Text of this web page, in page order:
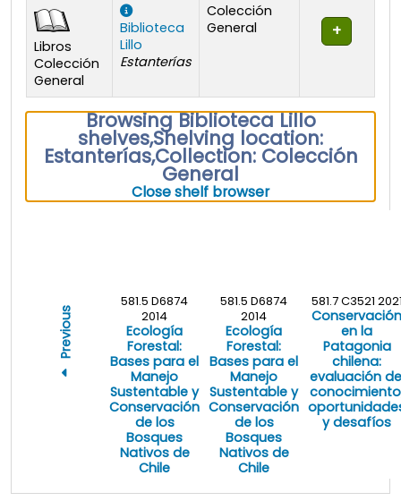
Libros
Colección
General
Biblioteca
Lillo
Estanterías
Colección
General
Browsing Biblioteca Lillo
shelves,Shelving location:
Estanterías,Collection: Colección
General
Close shelf browser(Hides shelf
Previous
581.5 D6874
2014
Ecología
Forestal:
Bases para el
Manejo
Sustentable y
Conservación
de los
Bosques
Nativos de
Chile
581.5 D6874
2014
Ecología
Forestal:
Bases para el
Manejo
Sustentable y
Conservación
de los
Bosques
Nativos de
Chile
581.7 C3521
Conservación
en la
Patagonia
chilena:
evaluación
y desafíos